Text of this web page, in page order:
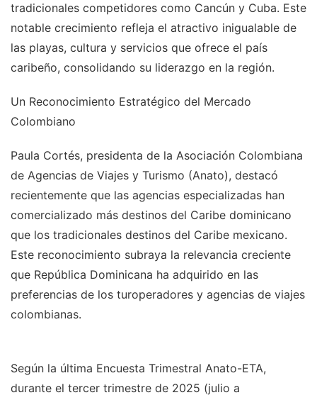
tradicionales competidores como Cancún y Cuba. Este
notable crecimiento refleja el atractivo inigualable de
las playas, cultura y servicios que ofrece el país
caribeño, consolidando su liderazgo en la región.
Un Reconocimiento Estratégico del Mercado
Colombiano
Paula Cortés, presidenta de la Asociación Colombiana
de Agencias de Viajes y Turismo (Anato), destacó
recientemente que las agencias especializadas han
comercializado más destinos del Caribe dominicano
que los tradicionales destinos del Caribe mexicano.
Este reconocimiento subraya la relevancia creciente
que República Dominicana ha adquirido en las
preferencias de los turoperadores y agencias de viajes
colombianas.
Según la última Encuesta Trimestral Anato-ETA,
durante el tercer trimestre de 2025 (julio a